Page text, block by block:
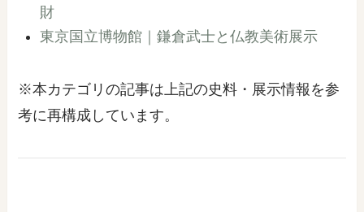
財
東京国立博物館｜鎌倉武士と仏教美術展示
※本カテゴリの記事は上記の史料・展示情報を参
考に再構成しています。